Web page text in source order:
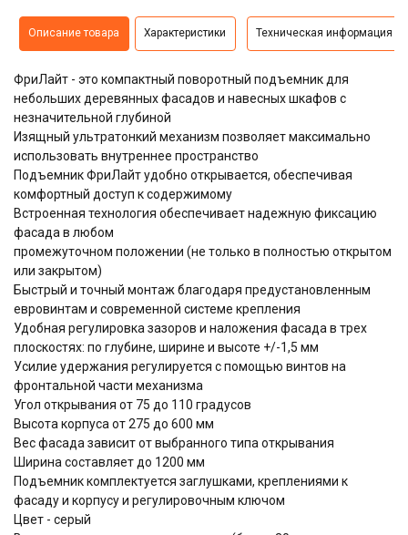
Описание товара Характеристики Техническая информация
ФриЛайт - это компактный поворотный подъемник для
небольших деревянных фасадов и навесных шкафов с
незначительной глубиной
Изящный ультратонкий механизм позволяет максимально
использовать внутреннее пространство
Подъемник ФриЛайт удобно открывается, обеспечивая
комфортный доступ к содержимому
Встроенная технология обеспечивает надежную фиксацию
фасада в любом
промежуточном положении (не только в полностью открытом
или закрытом)
Быстрый и точный монтаж благодаря предустановленным
евровинтам и современной системе крепления
Удобная регулировка зазоров и наложения фасада в трех
плоскостях: по глубине, ширине и высоте +/-1,5 мм
Усилие удержания регулируется с помощью винтов на
фронтальной части механизма
Угол открывания от 75 до 110 градусов
Высота корпуса от 275 до 600 мм
Вес фасада зависит от выбранного типа открывания
Ширина составляет до 1200 мм
Подъемник комплектуется заглушками, креплениями к
фасаду и корпусу и регулировочным ключом
Цвет - серый